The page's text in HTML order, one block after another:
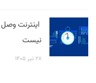
اینترنت
نیست
۲۸ تیر ۱۴۰۵